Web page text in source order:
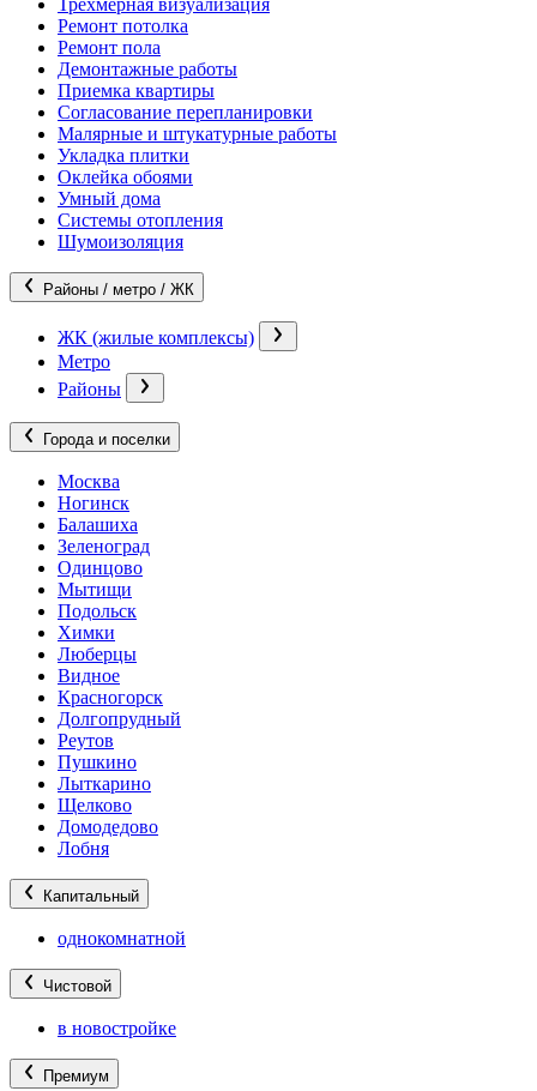
Трехмерная визуализация
Ремонт потолка
Ремонт пола
Демонтажные работы
Приемка квартиры
Согласование перепланировки
Малярные и штукатурные работы
Укладка плитки
Оклейка обоями
Умный дома
Системы отопления
Шумоизоляция
Районы / метро / ЖК
ЖК (жилые комплексы)
Метро
Районы
Города и поселки
Москва
Ногинск
Балашиха
Зеленоград
Одинцово
Мытищи
Подольск
Химки
Люберцы
Видное
Красногорск
Долгопрудный
Реутов
Пушкино
Лыткарино
Щелково
Домодедово
Лобня
Капитальный
однокомнатной
Чистовой
в новостройке
Премиум